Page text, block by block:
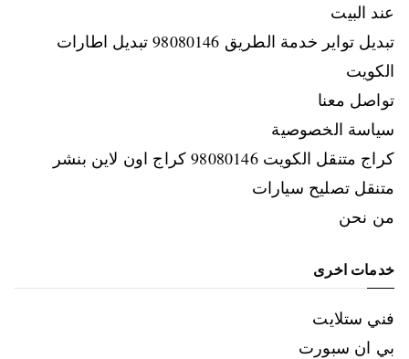
عند البيت
تبديل تواير خدمة الطريق 98080146‬ تبديل اطارات
الكويت
تواصل معنا
سياسة الخصوصية
كراج متنقل الكويت 98080146‬ كراج اون لاين بنشر
متنقل تصليح سيارات
من نحن
خدمات اخرى
فني ستلايت
بي ان سبورت